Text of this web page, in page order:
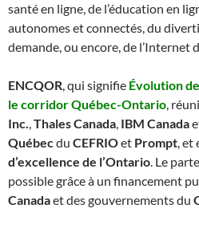
santé en ligne, de l’éducation en
autonomes et connectés, du
demande, ou encore, de l’Internet
ENCQOR, qui signifie Évolution
le corridor Québec-Ontario,
Inc.,Thales Canada, IBM Canada
Québecdu CEFRIOet Prompt, et
d’excellence de l’Ontario. Le
possible grâce à un financement
Canadaet des gouvernements du